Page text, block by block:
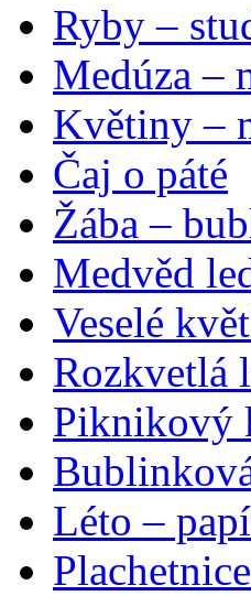
Ryby –
Medúza –
Květiny –
Čaj o páté
Žába –
Medvěd
Veselé
Rozkvetlá
Piknikový
Léto –